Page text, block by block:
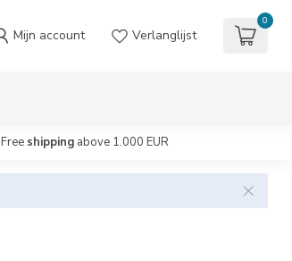
Mijn account Verlanglijst
0
Free shipping above 1.000 EUR